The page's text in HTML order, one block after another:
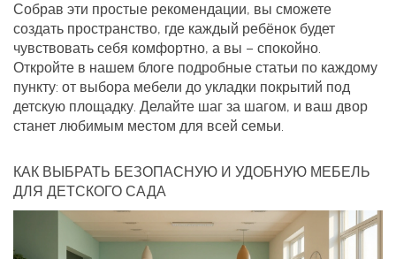
Собрав эти простые рекомендации, вы сможете
создать пространство, где каждый ребёнок будет
чувствовать себя комфортно, а вы – спокойно.
Откройте в нашем блоге подробные статьи по каждому
пункту: от выбора мебели до укладки покрытий под
детскую площадку. Делайте шаг за шагом, и ваш двор
станет любимым местом для всей семьи.
КАК ВЫБРАТЬ БЕЗОПАСНУЮ И УДОБНУЮ МЕБЕЛЬ
ДЛЯ ДЕТСКОГО САДА